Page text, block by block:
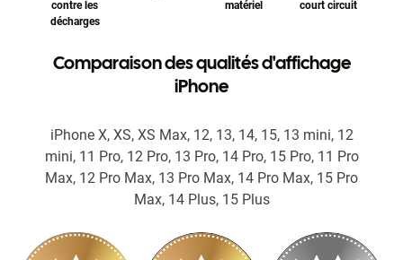
contre les
décharges
matériel
court circuit
Comparaison des qualités d'affichage
iPhone
iPhone X, XS, XS Max, 12, 13, 14, 15, 13 mini, 12
mini, 11 Pro, 12 Pro, 13 Pro, 14 Pro, 15 Pro, 11 Pro
Max, 12 Pro Max, 13 Pro Max, 14 Pro Max, 15 Pro
Max, 14 Plus, 15 Plus